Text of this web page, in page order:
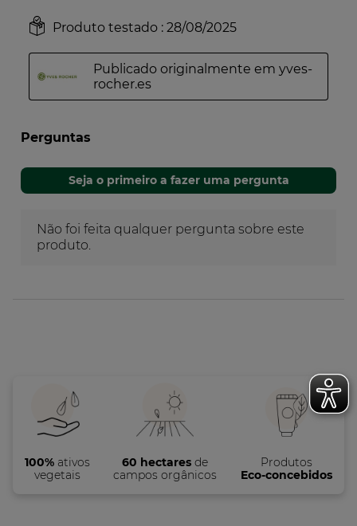
100%ativos
vegetais
60 hectares de
campos orgânicos
Produtos
Eco-concebidos